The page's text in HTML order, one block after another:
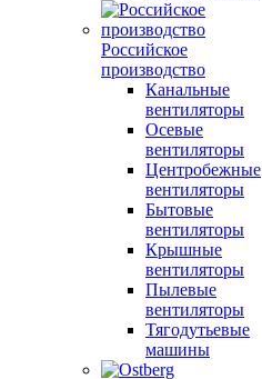
Российское
производство
Канальные
вентиляторы
Осевые
вентиляторы
Центробежные
вентиляторы
Бытовые
вентиляторы
Крышные
вентиляторы
Пылевые
вентиляторы
Тягодутьевые
машины